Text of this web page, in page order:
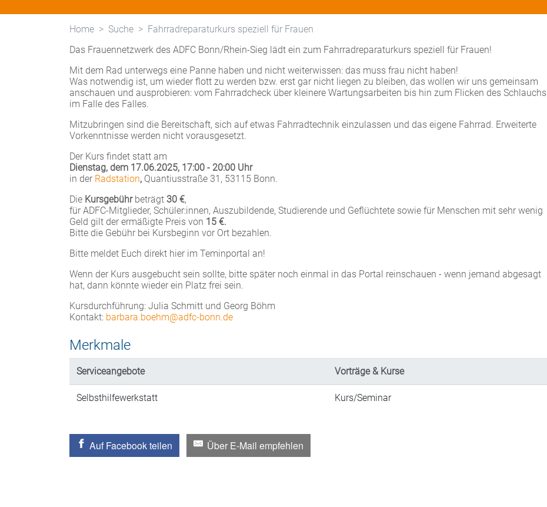
Home Suche
Fahrradreparaturkurs speziell für Frauen
Das Frauennetzwerk des ADFC Bonn/Rhein-Sieg lädt ein zum Fahrradreparaturkurs speziell für Frauen!
Mit dem Rad unterwegs eine Panne haben und nicht weiterwissen: das muss frau nicht haben!
Was notwendig ist, um wieder flott zu werden bzw. erst gar nicht liegen zu bleiben, das wollen wir uns gemeinsam
anschauen und ausprobieren: vom Fahrradcheck über kleinere Wartungsarbeiten bis hin zum Flicken des Schlauchs
im Falle des Falles.
Mitzubringen sind die Bereitschaft, sich auf etwas Fahrradtechnik einzulassen und das eigene Fahrrad. Erweiterte
Vorkenntnisse werden nicht vorausgesetzt.
Der Kurs findet statt am
Dienstag, dem 17.06.2025, 17:00 - 20:00 Uhr
in der Radstation, Quantiusstraße 31, 53115 Bonn.
Die Kursgebührbeträgt 30 €,
für ADFC-Mitglieder, Schüler:innen, Auszubildende, Studierende und Geflüchtete sowie für Menschen mit sehr wenig
Geld gilt der ermäßigte Preis von 15 €.
Bitte die Gebühr bei Kursbeginn vor Ort bezahlen.
Bitte meldet Euch direkt hier im Teminportal an!
Wenn der Kurs ausgebucht sein sollte, bitte später noch einmal in das Portal reinschauen - wenn jemand abgesagt
hat, dann könnte wieder ein Platz frei sein.
Kursdurchführung: Julia Schmitt und Georg Böhm
Kontakt: barbara.boehm@adfc-bonn.de
Merkmale
Serviceangebote Vorträge & Kurse
Selbsthilfewerkstatt Kurs/Seminar
Auf Facebook teilen Über E-Mail empfehlen